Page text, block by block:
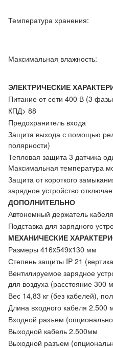
Температура хранения:
Максимальная влажность:
ЭЛЕКТРИЧЕСКИЕ
Питание от сети 400 В (3
КПД> 88
Предохранитель входа
Защита выхода с помощью
полярности)
Тепловая защита 3 датчика
Максимальная температура
Защита от короткого
зарядное устройство
ДОПОЛНИТЕЛЬНО
Автономный держатель кабеля
Подставка для зарядного
МЕХАНИЧЕСКИЕ
Размеры 416x549x130 мм
Степень защиты IP 21
Вентилируемое зарядное
для воздуха (расстояние 300
Вес 14,83 кг (без кабелей),
Длина входного кабеля 2.500
Входной разъем
Выходной кабель 2.500мм
Выходной разъем